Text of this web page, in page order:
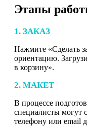
Этапы
1. ЗАКАЗ
Нажмите «Сделать
ориентацию.
в корзину».
2. МАКЕТ
В процессе
специалисты могут
телефону или email